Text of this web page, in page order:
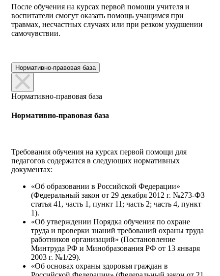
После обучения на курсах первой помощи учителя и
воспитатели смогут оказать помощь учащимся при
травмах, несчастных случаях или при резком ухудшении
самочувствии.
Нормативно-правовая база
Нормативно-правовая база
Нормативно-правовая база
Требования обучения на курсах первой помощи для
педагогов содержатся в следующих нормативных
документах:
«Об образовании в Российской Федерации»
(Федеральный закон от 29 декабря 2012 г. №273-ФЗ
статья 41, часть 1, пункт 11; часть 2; часть 4, пункт
1).
«Об утверждении Порядка обучения по охране
труда и проверки знаний требований охраны труда
работников организаций» (Постановление
Минтруда РФ и Минобразования РФ от 13 января
2003 г. №1/29).
«Об основах охраны здоровья граждан в